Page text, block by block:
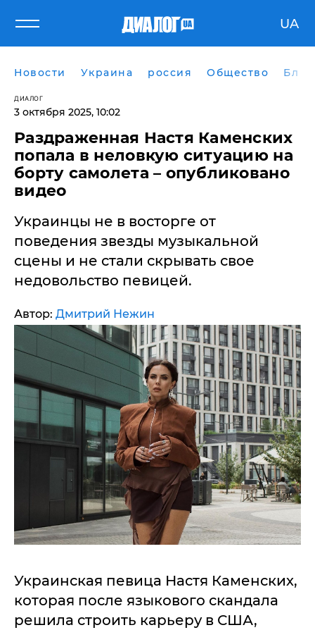
UA
Новости Украина россия Общество
ДИАЛОГ
3 октября 2025, 10:02
Раздраженная Настя Каменских
попала в неловкую ситуацию на
борту самолета – опубликовано
видео
Украинцы не в восторге от
поведения звезды музыкальной
сцены и не стали скрывать свое
недовольство певицей.
Автор: Дмитрий Нежин
Украинская певица Настя Каменских,
которая после языкового скандала
решила строить карьеру в США,